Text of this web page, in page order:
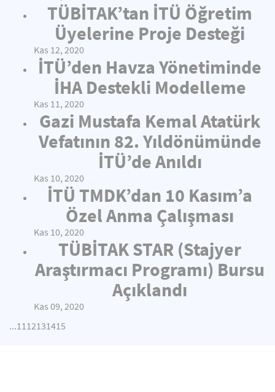
TÜBİTAK’tan İTÜ Öğretim
Üyelerine Proje Desteği
Kas 12, 2020
İTÜ’den Havza Yönetiminde
İHA Destekli Modelleme
Kas 11, 2020
Gazi Mustafa Kemal Atatürk
Vefatının 82. Yıldönümünde
İTÜ’de Anıldı
Kas 10, 2020
İTÜ TMDK’dan 10 Kasım’a
Özel Anma Çalışması
Kas 10, 2020
TÜBİTAK STAR (Stajyer
Araştırmacı Programı) Bursu
Açıklandı
Kas 09, 2020
...1112131415